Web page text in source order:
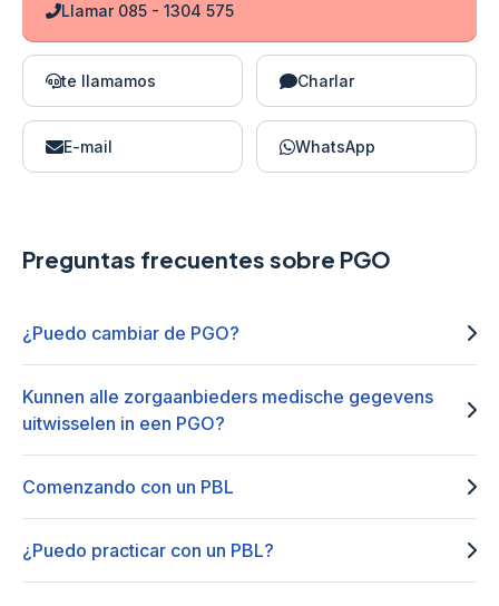
Llamar 085 - 1304 575
te llamamos Charlar
E-mail WhatsApp
Preguntas frecuentes sobre PGO
¿Puedo cambiar de PGO?
Kunnen alle zorgaanbieders medische gegevens
uitwisselen in een PGO?
Comenzando con un PBL
¿Puedo practicar con un PBL?